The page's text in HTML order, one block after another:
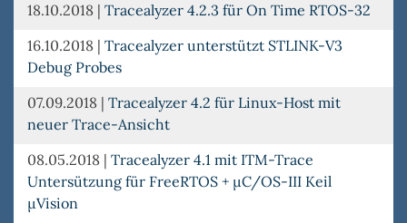
18.10.2018 | Tracealyzer 4.2.3 für On Time RTOS-32
16.10.2018 | Tracealyzer unterstützt STLINK-V3
Debug Probes
07.09.2018 | Tracealyzer 4.2 für Linux-Host mit
neuer Trace-Ansicht
08.05.2018 | Tracealyzer 4.1 mit ITM-Trace
Untersützung für FreeRTOS + µC/OS-III Keil
µVision